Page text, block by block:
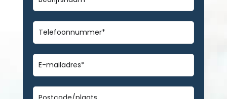
Telefoonnummer
E-
mailadres*
Geen